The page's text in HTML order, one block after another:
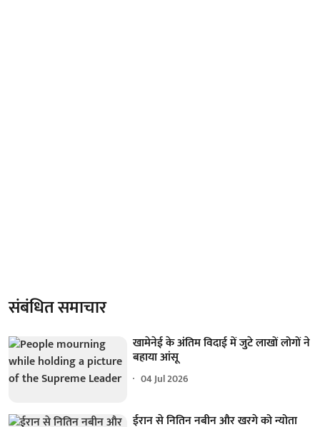
संबंधित समाचार
खामेनेई के अंतिम विदाई में जुटे लाखों लोगों ने
बहाया आंसू
04 Jul 2026
ईरान से नितिन नबीन और खरगे को न्योता